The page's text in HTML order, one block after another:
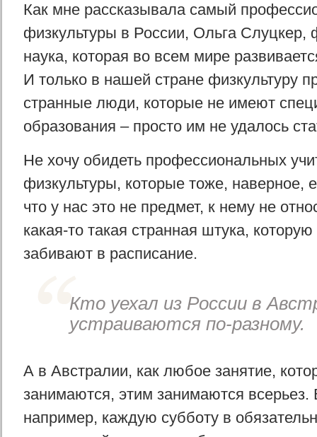
Как мне рассказывала самый
физкультуры в России, Ольга Слуцкер,
наука, которая во всем мире
И только в нашей стране физкультуру
странные люди, которые не имеют
образования – просто им не удалось
Не хочу обидеть профессиональных
физкультуры, которые тоже, наверное,
что у нас это не предмет, к нему не
какая-то такая странная штука,
забивают в расписание.
Кто уехал из России в
устраиваются по-разному.
А в Австралии, как любое занятие,
занимаются, этим занимаются всерьез.
например, каждую субботу в